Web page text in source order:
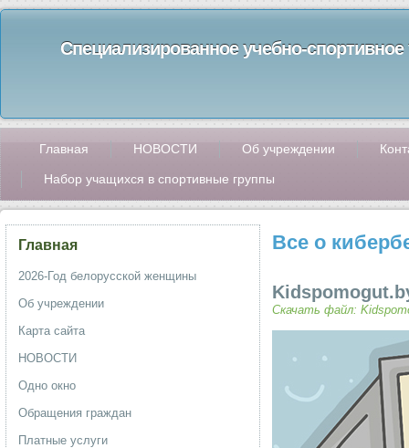
Специализированное учебно-
Главная НОВОСТИ Об учреждении
Набор учащихся в спортивные группы
Главная
2026-Год белорусской женщины
Об учреждении
Карта сайта
НОВОСТИ
Одно окно
Обращения граждан
Платные услуги
Все о
Скачать файл: